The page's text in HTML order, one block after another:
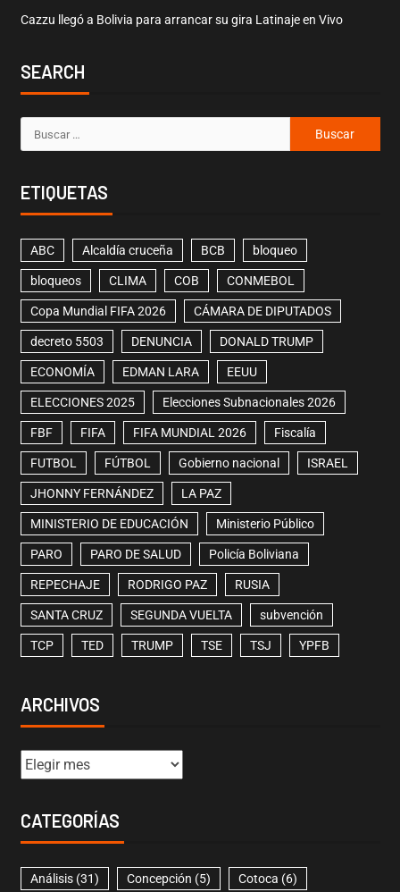
Cazzu llegó a Bolivia para arrancar su gira Latinaje en Vivo
SEARCH
ETIQUETAS
ABC Alcaldía cruceña BCB bloqueo
bloqueos CLIMA COB CONMEBOL
Copa Mundial FIFA 2026 CÁMARA DE DIPUTADOS
decreto 5503 DENUNCIA DONALD TRUMP
ECONOMÍA EDMAN LARA EEUU
ELECCIONES 2025 Elecciones Subnacionales 2026
FBF FIFA FIFA MUNDIAL 2026 Fiscalía
FUTBOL FÚTBOL Gobierno nacional ISRAEL
JHONNY FERNÁNDEZ LA PAZ
MINISTERIO DE EDUCACIÓN Ministerio Público
PARO PARO DE SALUD Policía Boliviana
REPECHAJE RODRIGO PAZ RUSIA
SANTA CRUZ SEGUNDA VUELTA subvención
TCP TED TRUMP TSE TSJ YPFB
ARCHIVOS
CATEGORÍAS
Análisis(31) Concepción (5) Cotoca (6)